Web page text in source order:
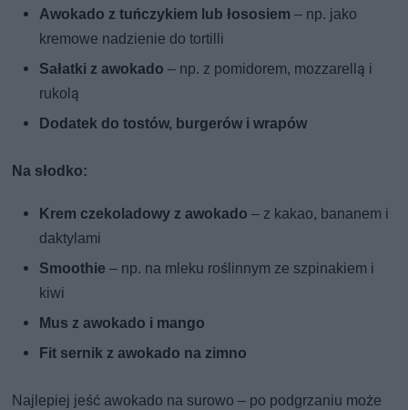
Awokado z tuńczykiem lub łososiem – np. jako
kremowe nadzienie do tortilli
Sałatki z awokado – np. z pomidorem, mozzarellą i
rukolą
Dodatek do tostów, burgerów i wrapów
Na słodko:
Krem czekoladowy z awokado – z kakao, bananem i
daktylami
Smoothie – np. na mleku roślinnym ze szpinakiem i
kiwi
Mus z awokado i mango
Fit sernik z awokado na zimno
Najlepiej jeść awokado na surowo – po podgrzaniu może